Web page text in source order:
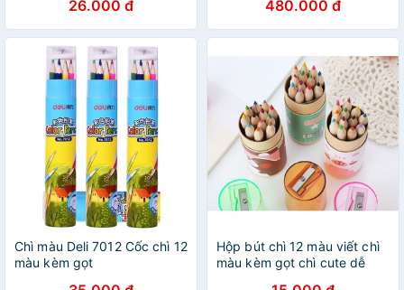
26.000 đ 480.000 đ
Chì màu Deli 7012 Cốc chì 12
màu kèm gọt
Hộp bút chì 12 màu viết chì
màu kèm gọt chì cute dễ